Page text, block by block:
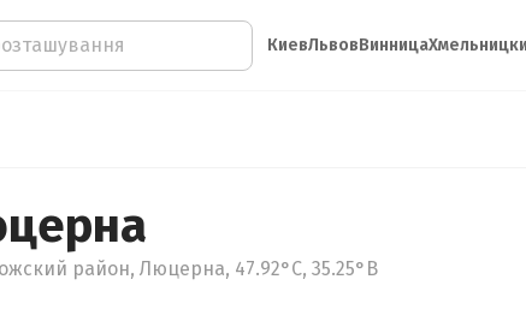
КиевЛьвовВинница
район, Люцерна, 47.92°С, 35.25°В